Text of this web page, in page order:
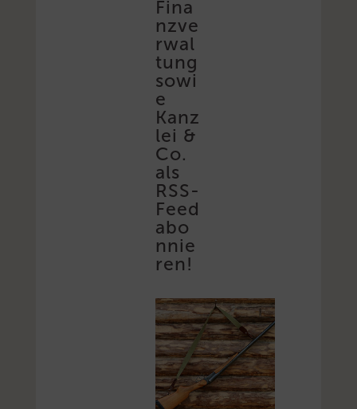
Fina
nzve
rwal
tung
sowi
e
Kanz
lei &
Co.
als
RSS-
Feed
abo
nnie
ren!